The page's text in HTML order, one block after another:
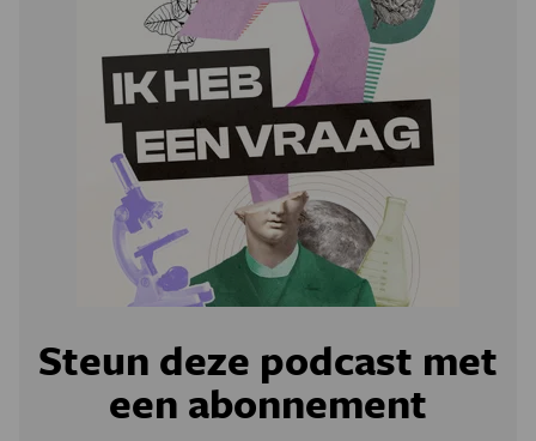
Steun deze podcast met
een abonnement